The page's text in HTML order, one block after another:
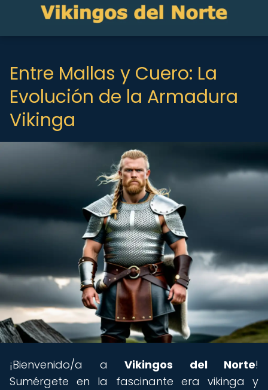
Entre Mallas y Cuero: La
Evolución de la Armadura
Vikinga
¡Bienvenido/a a Vikingos del Norte!
Sumérgete en la fascinante era vikinga y